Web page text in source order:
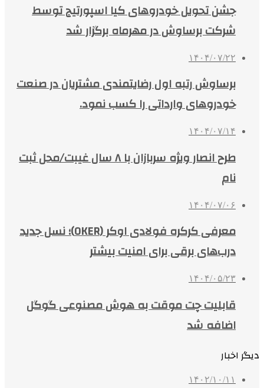
جشن تحویل خودروهای کیا اسپورتیج توسط
شرکت برساوش در مهرماه برگزار شد
۱۴۰۴/۰۷/۲۲
برساوش رتبه اول رضایتمندی مشتریان در صنعت
خودروهای وارداتی را کسب نمود.
۱۴۰۴/۰۷/۱۴
طرح انصار ویژه سربازان با ۸ سال غیبت/محل ثبت
نام
۱۴۰۴/۰۷/۰۶
معرفی کرکره فولادی اوکر (OKER)؛ نسل جدید
درب‌های برقی برای امنیت بیشتر
۱۴۰۴/۰۵/۲۳
قابلیت چت موقت به هوش مصنوعی گوگل
اضافه شد
دیگر اخبار
۱۴۰۲/۱۰/۱۱